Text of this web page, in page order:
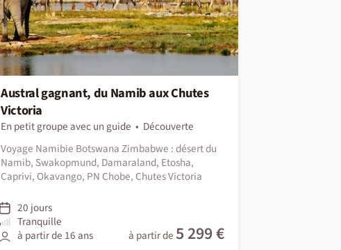
Austral gagnant, du Namib aux Chutes
Victoria
En petit groupe avec un guide
Découverte
Voyage Namibie Botswana Zimbabwe : désert du
Namib, Swakopmund, Damaraland, Etosha,
Caprivi, Okavango, PN Chobe, Chutes Victoria
20 jours
Tranquille
à partir de 16 ans
à partir de 5 299 €